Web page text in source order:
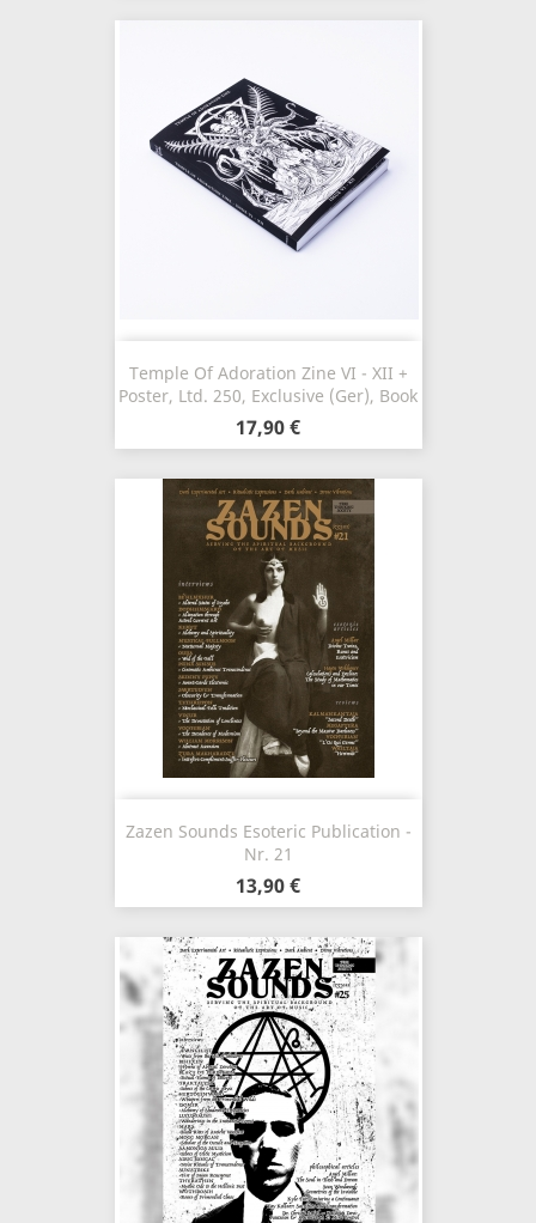
Temple Of Adoration Zine VI - XII +
Poster, Ltd. 250, Exclusive (Ger), Book
17,90 €
Zazen Sounds Esoteric Publication -
Nr. 21
13,90 €